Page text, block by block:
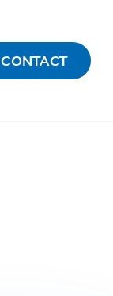
CONTACT